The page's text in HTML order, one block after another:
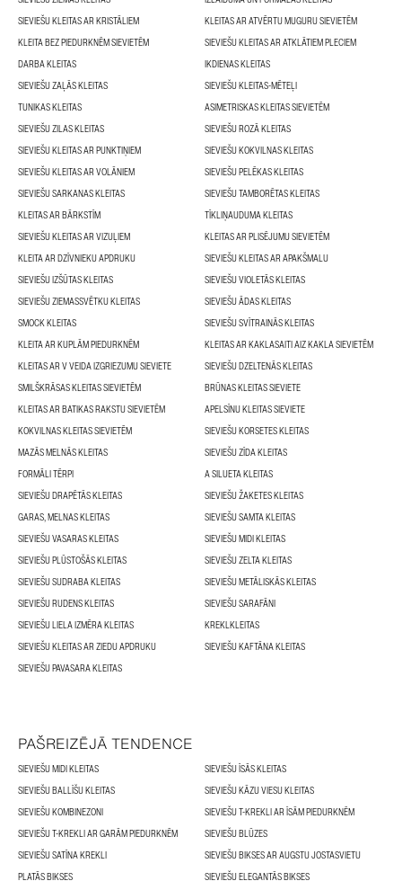
SIEVIEŠU KLEITAS AR KRISTĀLIEM
KLEITAS AR ATVĒRTU MUGURU SIEVIETĒM
KLEITA BEZ PIEDURKNĒM SIEVIETĒM
SIEVIEŠU KLEITAS AR ATKLĀTIEM PLECIEM
DARBA KLEITAS
IKDIENAS KLEITAS
SIEVIEŠU ZAĻĀS KLEITAS
SIEVIEŠU KLEITAS-MĒTEĻI
TUNIKAS KLEITAS
ASIMETRISKAS KLEITAS SIEVIETĒM
SIEVIEŠU ZILAS KLEITAS
SIEVIEŠU ROZĀ KLEITAS
SIEVIEŠU KLEITAS AR PUNKTIŅIEM
SIEVIEŠU KOKVILNAS KLEITAS
SIEVIEŠU KLEITAS AR VOLĀNIEM
SIEVIEŠU PELĒKAS KLEITAS
SIEVIEŠU SARKANAS KLEITAS
SIEVIEŠU TAMBORĒTAS KLEITAS
KLEITAS AR BĀRKSTĪM
TĪKLIŅAUDUMA KLEITAS
SIEVIEŠU KLEITAS AR VIZUĻIEM
KLEITAS AR PLISĒJUMU SIEVIETĒM
KLEITA AR DZĪVNIEKU APDRUKU
SIEVIEŠU KLEITAS AR APAKŠMALU
SIEVIEŠU IZŠŪTAS KLEITAS
SIEVIEŠU VIOLETĀS KLEITAS
SIEVIEŠU ZIEMASSVĒTKU KLEITAS
SIEVIEŠU ĀDAS KLEITAS
SMOCK KLEITAS
SIEVIEŠU SVĪTRAINĀS KLEITAS
KLEITA AR KUPLĀM PIEDURKNĒM
KLEITAS AR KAKLASAITI AIZ KAKLA SIEVIETĒM
KLEITAS AR V VEIDA IZGRIEZUMU SIEVIETE
SIEVIEŠU DZELTENĀS KLEITAS
SMILŠKRĀSAS KLEITAS SIEVIETĒM
BRŪNAS KLEITAS SIEVIETE
KLEITAS AR BATIKAS RAKSTU SIEVIETĒM
APELSĪNU KLEITAS SIEVIETE
KOKVILNAS KLEITAS SIEVIETĒM
SIEVIEŠU KORSETES KLEITAS
MAZĀS MELNĀS KLEITAS
SIEVIEŠU ZĪDA KLEITAS
FORMĀLI TĒRPI
A SILUETA KLEITAS
SIEVIEŠU DRAPĒTĀS KLEITAS
SIEVIEŠU ŽAKETES KLEITAS
GARAS, MELNAS KLEITAS
SIEVIEŠU SAMTA KLEITAS
SIEVIEŠU VASARAS KLEITAS
SIEVIEŠU MIDI KLEITAS
SIEVIEŠU PLŪSTOŠĀS KLEITAS
SIEVIEŠU ZELTA KLEITAS
SIEVIEŠU SUDRABA KLEITAS
SIEVIEŠU METĀLISKĀS KLEITAS
SIEVIEŠU RUDENS KLEITAS
SIEVIEŠU SARAFĀNI
SIEVIEŠU LIELA IZMĒRA KLEITAS
KREKLKLEITAS
SIEVIEŠU KLEITAS AR ZIEDU APDRUKU
SIEVIEŠU KAFTĀNA KLEITAS
SIEVIEŠU PAVASARA KLEITAS
PAŠREIZĒJĀ TENDENCE
SIEVIEŠU MIDI KLEITAS
SIEVIEŠU ĪSĀS KLEITAS
SIEVIEŠU BALLĪŠU KLEITAS
SIEVIEŠU KĀZU VIESU KLEITAS
SIEVIEŠU KOMBINEZONI
SIEVIEŠU T-KREKLI AR ĪSĀM PIEDURKNĒM
SIEVIEŠU T-KREKLI AR GARĀM PIEDURKNĒM
SIEVIEŠU BLŪZES
SIEVIEŠU SATĪNA KREKLI
SIEVIEŠU BIKSES AR AUGSTU JOSTASVIETU
PLATĀS BIKSES
SIEVIEŠU ELEGANTĀS BIKSES